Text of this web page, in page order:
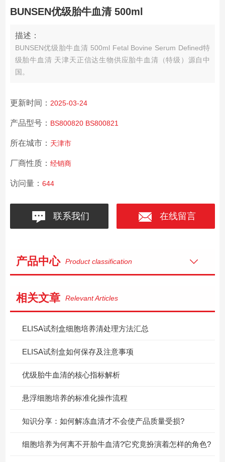
BUNSEN优级胎牛血清 500ml
描述：
BUNSEN优级胎牛血清 500ml Fetal Bovine Serum Defined特
级胎牛血清 天津天正信达生物供应胎牛血清（特级）源自中
国。
更新时间： 2025-03-24
产品型号： BS800820 BS800821
所在城市： 天津市
厂商性质： 经销商
访问量： 644
联系我们 在线留言
产品中心 Product classification
相关文章 Relevant Articles
ELISA试剂盒细胞培养清处理方法汇总
ELISA试剂盒如何保存及注意事项
优级胎牛血清的核心指标解析
悬浮细胞培养的标准化操作流程
知识分享：如何解冻血清才不会使产品质量受损?
细胞培养为何离不开胎牛血清?它究竟扮演着怎样的角色?